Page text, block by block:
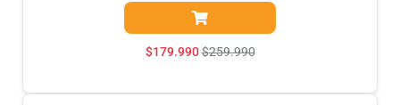
$179.990$259.990